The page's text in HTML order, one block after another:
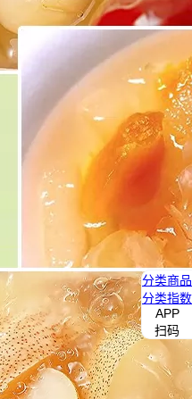
分类商品
分类指数
APP
扫码